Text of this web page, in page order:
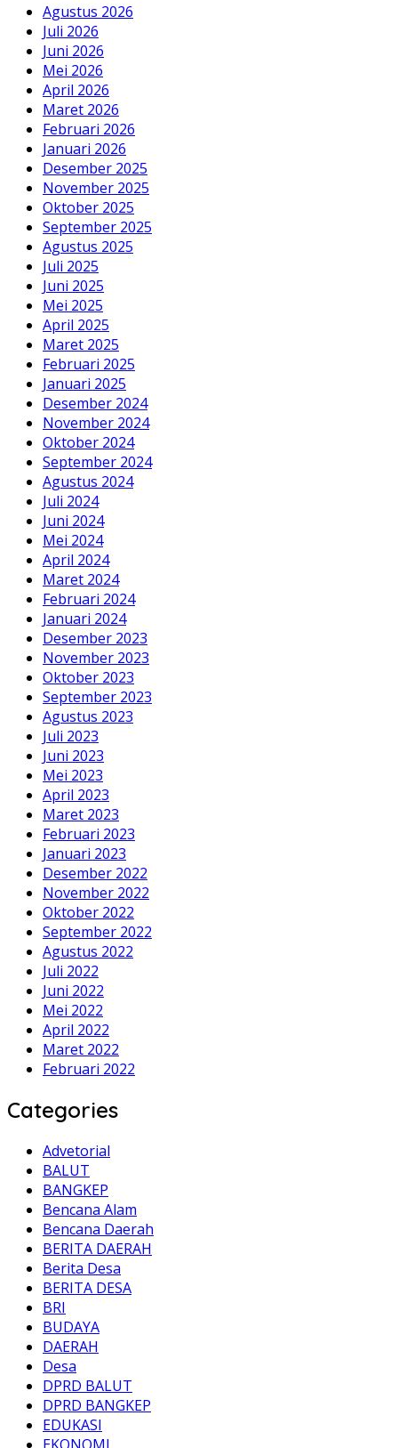
Agustus 2026
Juli 2026
Juni 2026
Mei 2026
April 2026
Maret 2026
Februari 2026
Januari 2026
Desember 2025
November 2025
Oktober 2025
September 2025
Agustus 2025
Juli 2025
Juni 2025
Mei 2025
April 2025
Maret 2025
Februari 2025
Januari 2025
Desember 2024
November 2024
Oktober 2024
September 2024
Agustus 2024
Juli 2024
Juni 2024
Mei 2024
April 2024
Maret 2024
Februari 2024
Januari 2024
Desember 2023
November 2023
Oktober 2023
September 2023
Agustus 2023
Juli 2023
Juni 2023
Mei 2023
April 2023
Maret 2023
Februari 2023
Januari 2023
Desember 2022
November 2022
Oktober 2022
September 2022
Agustus 2022
Juli 2022
Juni 2022
Mei 2022
April 2022
Maret 2022
Februari 2022
Categories
Advetorial
BALUT
BANGKEP
Bencana Alam
Bencana Daerah
BERITA DAERAH
Berita Desa
BERITA DESA
BRI
BUDAYA
DAERAH
Desa
DPRD BALUT
DPRD BANGKEP
EDUKASI